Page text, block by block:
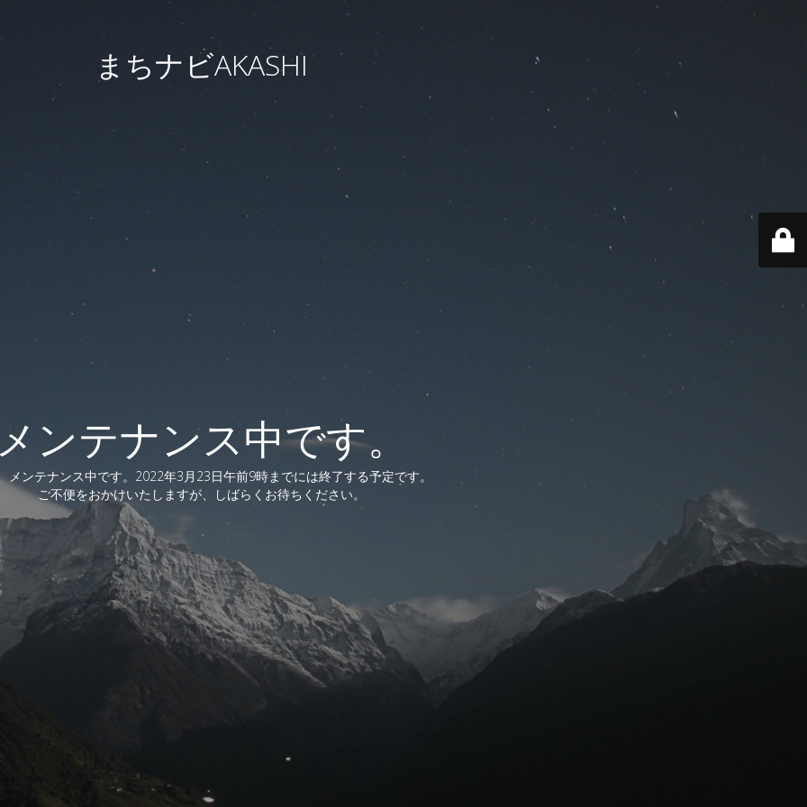
まちナビAKASHI
ンテナンス中です。
メンテナンス中です。2022年3月23日午前9時までには終了する予定です。
ご不便をおかけいたしますが、しばらくお待ちください。